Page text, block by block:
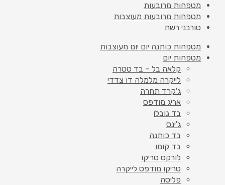
מטפחות מרובעות
מטפחות מרובעות מעוצבות
טורבני רשת
מטפחות כותנה יום יום מעוצבות
מטפחות יום
קלאה בל – בד טטרה
לייקרה מלמלה דו צדדי
ג'קרד תחרה
אריג מודפס
בד גובלן
ג'ינס
בד כותנה
בד קומו
לורקס טריקו
טריקו מודפס לייקרה
פליסה